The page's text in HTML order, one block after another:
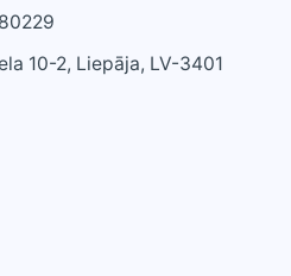
10-2, Liepāja, LV-3401